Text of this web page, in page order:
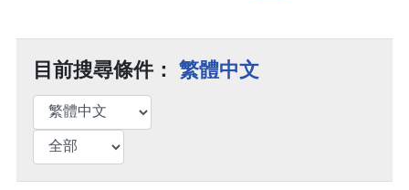
目前搜尋條件： 繁體中文